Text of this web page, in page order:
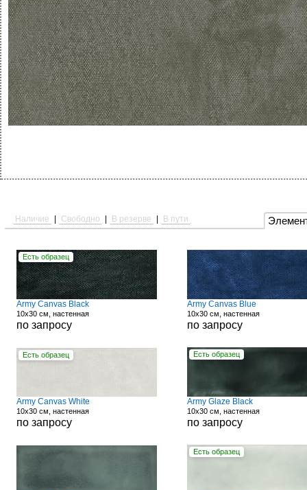
Наличие Свободно В резерве В пути
Есть образец
Army Canvas Black
10x30 см, настенная
по запросу
Army Canvas Blue
10x30 см, настенная
по запросу
Есть образец
Army Canvas White
10x30 см, настенная
по запросу
Есть образец
Army Glaze Black
10x30 см, настенная
по запросу
Есть образец